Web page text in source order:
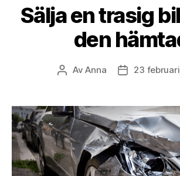
Sälja en trasig
den
Inläggsförfattare
AvAnna Inläggsdatum
23